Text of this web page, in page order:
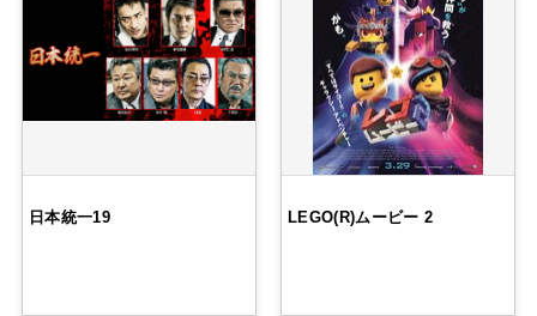
日本統一19 LEGO(R)ムービー 2